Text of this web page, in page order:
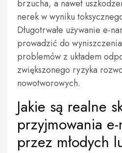
brzucha, a nawet
nerek w wyniku
Długotrwałe używanie e-
prowadzić do
problemów z układem
zwiększonego ryzyka
nowotworowych.
Jakie są realne
przyjmowania
przez młodych